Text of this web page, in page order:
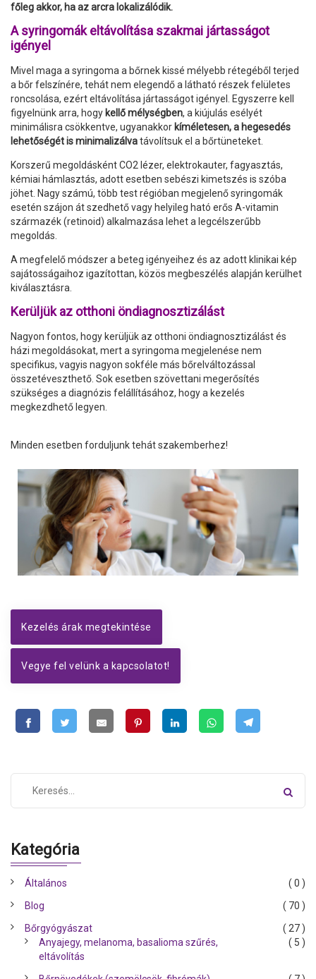
főleg akkor, ha az arcra lokalizálódik.
A syringomák eltávolítása szakmai jártasságot
igényel
Mivel maga a syringoma a bőrnek kissé mélyebb rétegéből terjed
a bőr felszínére, tehát nem elegendő a látható részek felületes
roncsolása, ezért eltávolítása jártasságot igényel. Egyszerre kell
figyelnünk arra, hogy kellő mélységben, a kiújulás esélyét
minimálisra csökkentve, ugyanakkor kíméletesen, a hegesedés
lehetőségét is minimalizálvatávolítsuk el a bőrtüneteket.
Korszerű megoldásként CO2 lézer, elektrokauter, fagyasztás,
kémiai hámlasztás, adott esetben sebészi kimetszés is szóba
jöhet. Nagy számú, több test régióban megjelenő syringomák
esetén szájon át szedhető vagy helyileg ható erős A-vitamin
származék (retinoid) alkalmazása lehet a legcélszerűbb
megoldás.
A megfelelő módszer a beteg igényeihez és az adott klinikai kép
sajátosságaihoz igazítottan, közös megbeszélés alapján kerülhet
kiválasztásra.
Kerüljük az otthoni öndiagnosztizálást
Nagyon fontos, hogy kerüljük az otthoni öndiagnosztizálást és
házi megoldásokat, mert a syringoma megjelenése nem
specifikus, vagyis nagyon sokféle más bőrelváltozással
összetéveszthető. Sok esetben szövettani megerősítés
szükséges a diagnózis felállításához, hogy a kezelés
megkezdhető legyen.
Minden esetben forduljunk tehát szakemberhez!
Kezelés árak megtekintése
Vegye fel velünk a kapcsolatot!
Kategória
Általános
( 0 )
Blog
( 70 )
Bőrgyógyászat
( 27 )
Anyajegy, melanoma, basalioma szűrés,
eltávolítás
( 5 )